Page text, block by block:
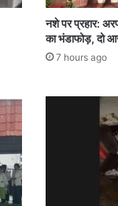
नशे पर प्रहार:
का भंडाफोड़, दो
7 hours ago